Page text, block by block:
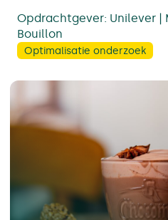
Opdrachtgever: Unilever |
Bouillon
Optimalisatie onderzoek